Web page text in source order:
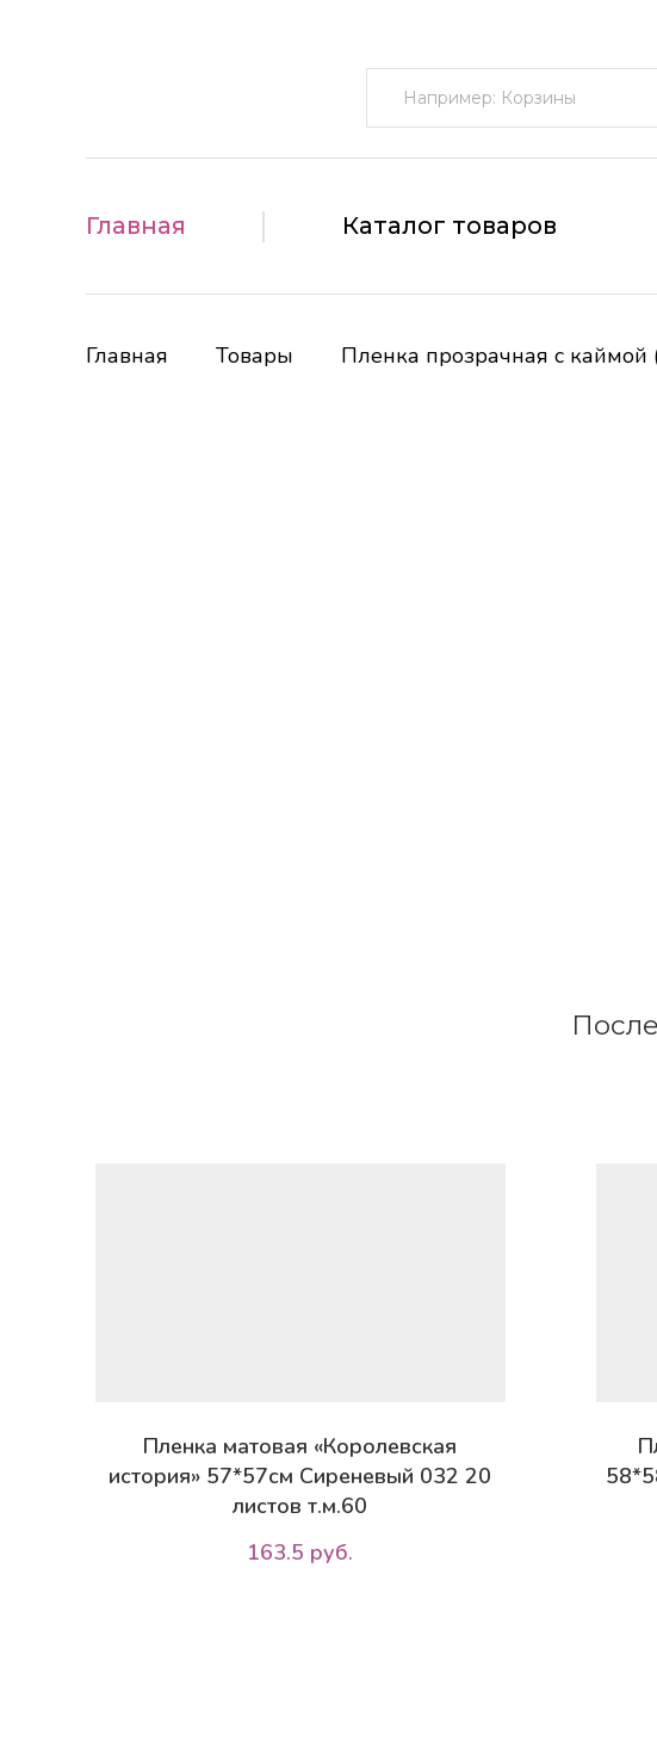
Главная Каталог товаров
Главная Товары Пленка прозрачная с каймой
Пленка матовая «Королевская
история» 57*57см Сиреневый 032 20
листов т.м.60
163.5 руб.